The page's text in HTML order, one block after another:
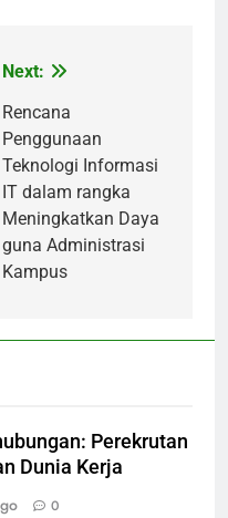
Next:
Rencana
Penggunaan
Teknologi Informasi
IT dalam rangka
Meningkatkan Daya
guna Administrasi
Kampus
Perekrutan
Dunia Kerja
0